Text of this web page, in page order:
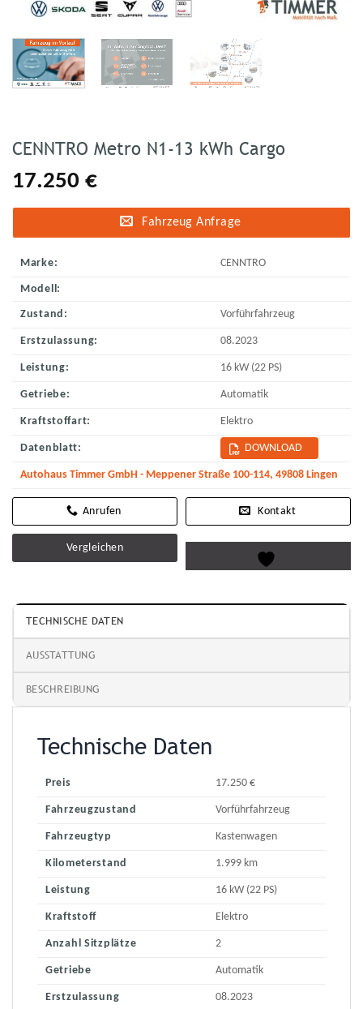
CENNTRO Metro N1-13 kWh Cargo
17.250 €
Fahrzeug Anfrage
Marke: CENNTRO
Modell:
Zustand: Vorführfahrzeug
Erstzulassung: 08.2023
Leistung: 16 kW (22 PS)
Getriebe: Automatik
Kraftstoffart: Elektro
Datenblatt: DOWNLOAD
Autohaus Timmer GmbH - Meppener Straße 100-114, 49808 Lingen
Kontakt
Vergleichen
TECHNISCHE DATEN
AUSSTATTUNG
BESCHREIBUNG
Technische Daten
Preis 17.250 €
Fahrzeugzustand Vorführfahrzeug
Fahrzeugtyp Kastenwagen
Kilometerstand 1.999 km
Leistung 16 kW (22 PS)
Kraftstoff Elektro
Anzahl Sitzplätze 2
Getriebe Automatik
Erstzulassung 08.2023